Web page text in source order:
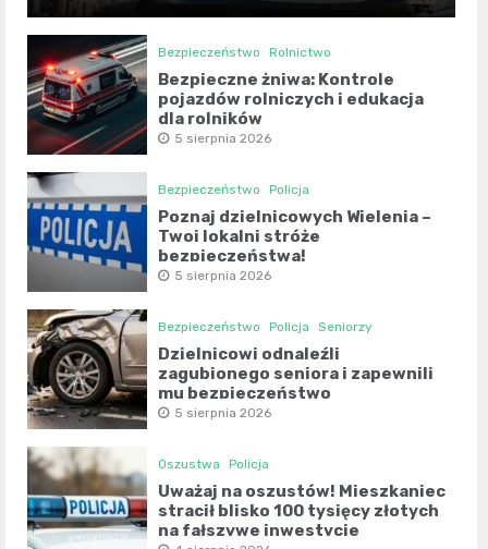
Bezpieczeństwo Rolnictwo
Bezpieczne żniwa: Kontrole
pojazdów rolniczych i edukacja
dla rolników
5 sierpnia 2026
Bezpieczeństwo Policja
Poznaj dzielnicowych Wielenia –
Twoi lokalni stróże
bezpieczeństwa!
5 sierpnia 2026
Bezpieczeństwo Policja Seniorzy
Dzielnicowi odnaleźli
zagubionego seniora i zapewnili
mu bezpieczeństwo
5 sierpnia 2026
Oszustwa Policja
Uważaj na oszustów! Mieszkaniec
stracił blisko 100 tysięcy złotych
na fałszywe inwestycje